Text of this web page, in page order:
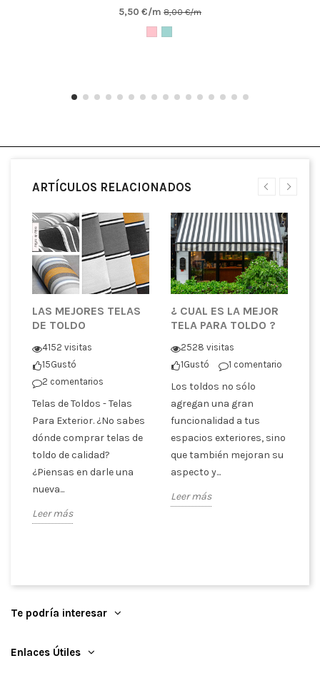
5,50 €/m 8,00 €/m
ARTÍCULOS RELACIONADOS
LAS MEJORES TELAS
DE TOLDO
4152 visitas
15Gustó
2 comentarios
Telas de Toldos - Telas
Para Exterior. ¿No sabes
dónde comprar telas de
toldo de calidad?
¿Piensas en darle una
nueva...
Leer más
¿ CUAL ES LA MEJOR
TELA PARA TOLDO ?
2528 visitas
1Gustó 1 comentario
Los toldos no sólo
agregan una gran
funcionalidad a tus
espacios exteriores, sino
que también mejoran su
aspecto y...
Leer más
Te podría interesar
Enlaces Útiles